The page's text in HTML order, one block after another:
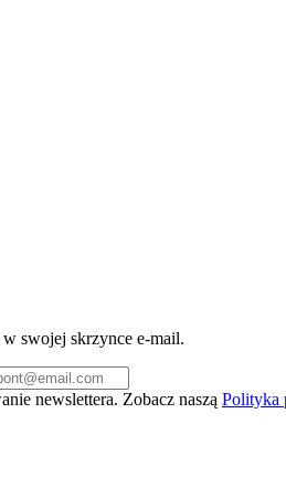
swojej skrzynce e-mail.
newslettera. Zobacz naszą Polityka